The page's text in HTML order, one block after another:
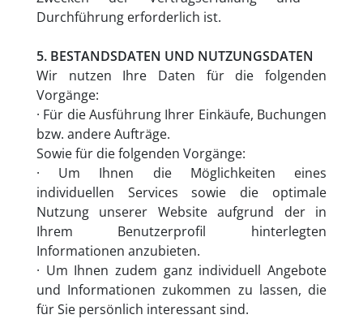
Durchführung erforderlich ist.
5. BESTANDSDATEN UND NUTZUNGSDATEN
Wir nutzen Ihre Daten für die folgenden
Vorgänge:
· Für die Ausführung Ihrer Einkäufe, Buchungen
bzw. andere Aufträge.
Sowie für die folgenden Vorgänge:
· Um Ihnen die Möglichkeiten eines
individuellen Services sowie die optimale
Nutzung unserer Website aufgrund der in
Ihrem Benutzerprofil hinterlegten
Informationen anzubieten.
· Um Ihnen zudem ganz individuell Angebote
und Informationen zukommen zu lassen, die
für Sie persönlich interessant sind.